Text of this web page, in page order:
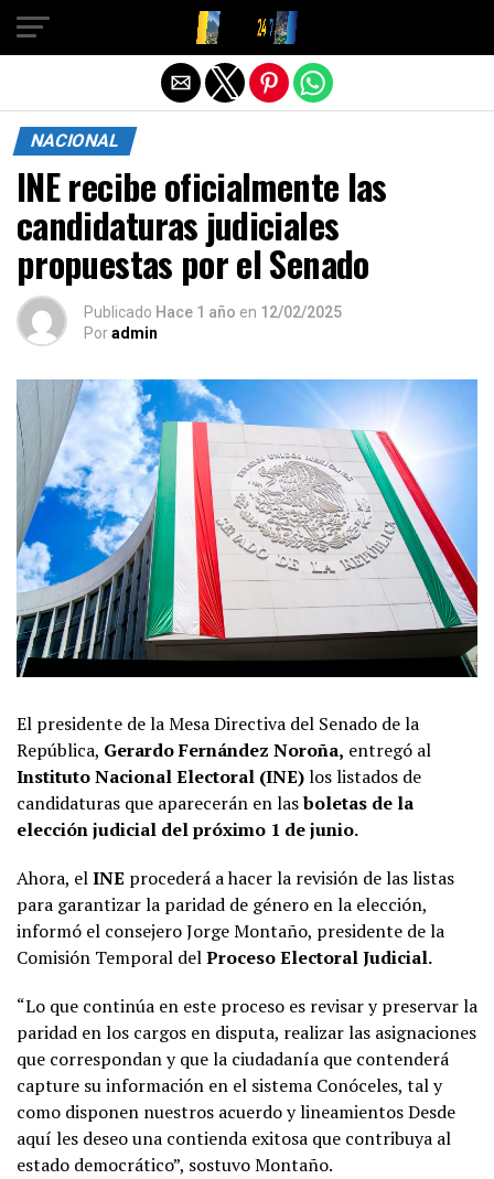
NACIONAL
INE recibe oficialmente las
candidaturas judiciales
propuestas por el Senado
Publicado Hace 1 año en 12/02/2025
Poradmin
El presidente de la Mesa Directiva del Senado de la
República, Gerardo Fernández Noroña, entregó al
Instituto Nacional Electoral (INE)los listados de
candidaturas que aparecerán en lasboletas de la
elección judicial del próximo 1 de junio.
Ahora, elINE procederá a hacer la revisión de las listas
para garantizar la paridad de género en la elección,
informó el consejero Jorge Montaño, presidente de la
Comisión Temporal delProceso Electoral Judicial.
“Lo que continúa en este proceso es revisar y preservar la
paridad en los cargos en disputa, realizar las asignaciones
que correspondan y que la ciudadanía que contenderá
capture su información en el sistema Conóceles, tal y
como disponen nuestros acuerdo y lineamientos Desde
aquí les deseo una contienda exitosa que contribuya al
estado democrático”, sostuvo Montaño.
Salir de la versión móvil